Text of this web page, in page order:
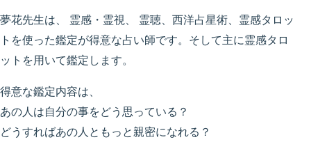
夢花先生は、 霊感・霊視、 霊聴、西洋占星術、霊感タロッ
トを使った鑑定が得意な占い師です。そして主に霊感タロ
ットを用いて鑑定します。
得意な鑑定内容は、
あの人は自分の事をどう思っている？
どうすればあの人ともっと親密になれる？